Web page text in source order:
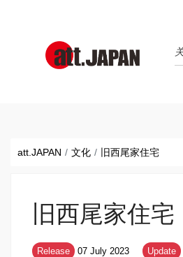
att.JAPAN 文化 旧西尾家住宅
旧西尾家住宅
Release 07 July 2023 Update